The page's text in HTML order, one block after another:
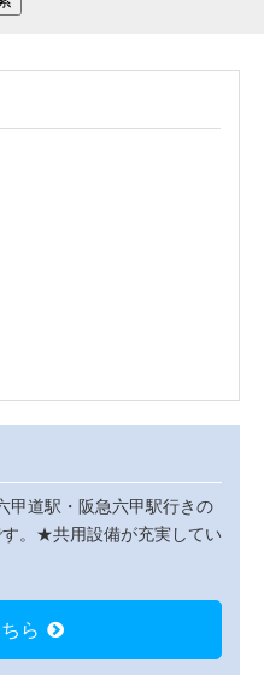
甲道駅・阪急六甲駅行きの
。★共用設備が充実してい
ら